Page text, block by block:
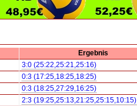
Ergebnis
3:0 (25:22,25:21,25:16)
0:3 (17:25,18:25,18:25)
0:3 (18:25,27:29,16:25)
2:3 (19:25,25:13,21:25,25:15,10:15)